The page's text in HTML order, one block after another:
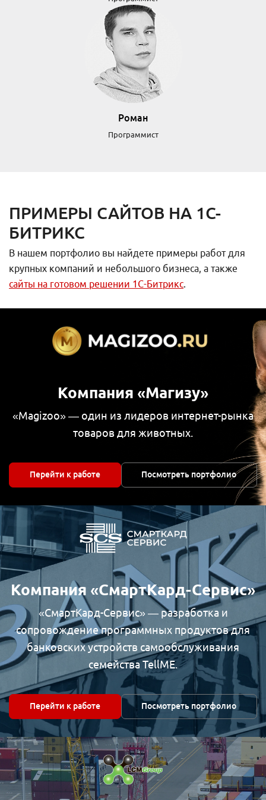
Роман
Программист
ПРИМЕРЫ САЙТОВ НА 1С-
БИТРИКС
В нашем портфолио вы найдете примеры работ для
крупных компаний и небольшого бизнеса, а также
сайты на готовом решении 1С-Битрикс.
Компания «Магизу»
«Magizoo» — один из лидеров интернет-рынка
товаров для животных.
Перейти к работе Посмотреть портфолио
Компания «СмартКард-Сервис»
«СмартКард-Сервис» — разработка и
сопровождение программных продуктов для
банковских устройств самообслуживания
семейства TellME.
Перейти к работе Посмотреть портфолио